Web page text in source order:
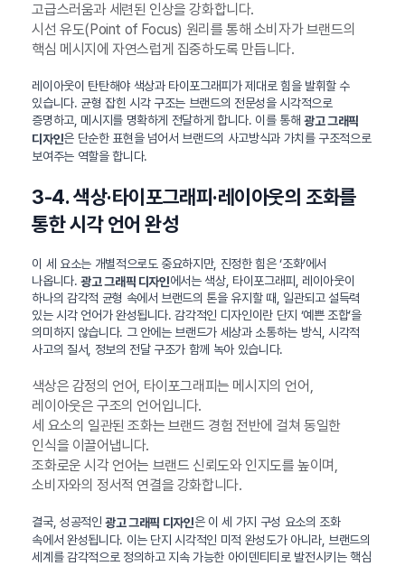
고급스러움과 세련된 인상을 강화합니다.
시선 유도(Point of Focus) 원리를 통해 소비자가 브랜드의
핵심 메시지에 자연스럽게 집중하도록 만듭니다.
레이아웃이 탄탄해야 색상과 타이포그래피가 제대로 힘을 발휘할 수
있습니다. 균형 잡힌 시각 구조는 브랜드의 전문성을 시각적으로
증명하고, 메시지를 명확하게 전달하게 합니다. 이를 통해광고 그래픽
디자인은 단순한 표현을 넘어서 브랜드의 사고방식과 가치를 구조적으로
보여주는 역할을 합니다.
3-4. 색상·타이포그래피·레이아웃의 조화를
통한 시각 언어 완성
이 세 요소는 개별적으로도 중요하지만, 진정한 힘은 ‘조화’에서
나옵니다.광고 그래픽 디자인에서는 색상, 타이포그래피, 레이아웃이
하나의 감각적 균형 속에서 브랜드의 톤을 유지할 때, 일관되고 설득력
있는 시각 언어가 완성됩니다. 감각적인 디자인이란 단지 ‘예쁜 조합’을
의미하지 않습니다. 그 안에는 브랜드가 세상과 소통하는 방식, 시각적
사고의 질서, 정보의 전달 구조가 함께 녹아 있습니다.
색상은 감정의 언어, 타이포그래피는 메시지의 언어,
레이아웃은 구조의 언어입니다.
세 요소의 일관된 조화는 브랜드 경험 전반에 걸쳐 동일한
인식을 이끌어냅니다.
조화로운 시각 언어는 브랜드 신뢰도와 인지도를 높이며,
소비자와의 정서적 연결을 강화합니다.
결국, 성공적인광고 그래픽 디자인은 이 세 가지 구성 요소의 조화
속에서 완성됩니다. 이는 단지 시각적인 미적 완성도가 아니라, 브랜드의
세계를 감각적으로 정의하고 지속 가능한 아이덴티티로 발전시키는 핵심